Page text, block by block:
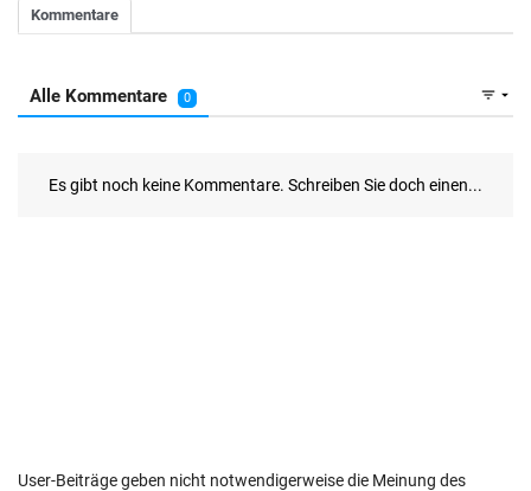
User-Beiträge geben nicht notwendigerweise die Meinung des